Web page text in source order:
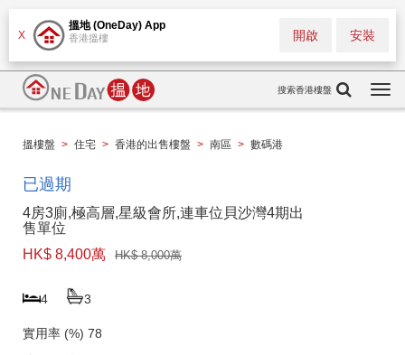
X
搵地 (OneDay) App
香港搵樓 安裝
開啟
搜索香港樓盤
搵樓盤 > 住宅 > 香港的出售樓盤 > 南區 > 數碼港
已過期
4房3廁,極高層,星級會所,連車位貝沙灣4期出
售單位
HK$ 8,400萬
HK$ 8,000萬
4 3
實用率 (%) 78